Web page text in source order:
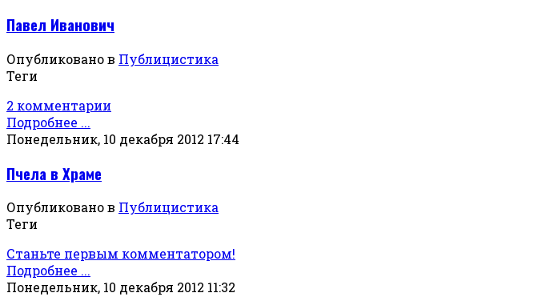
Павел Иванович
Опубликовано в Публицистика
Теги
2 комментарии
Подробнее ...
Понедельник, 10 декабря 2012 17:44
Пчела в Храме
Опубликовано в Публицистика
Теги
Станьте первым комментатором!
Подробнее ...
Понедельник, 10 декабря 2012 11:32